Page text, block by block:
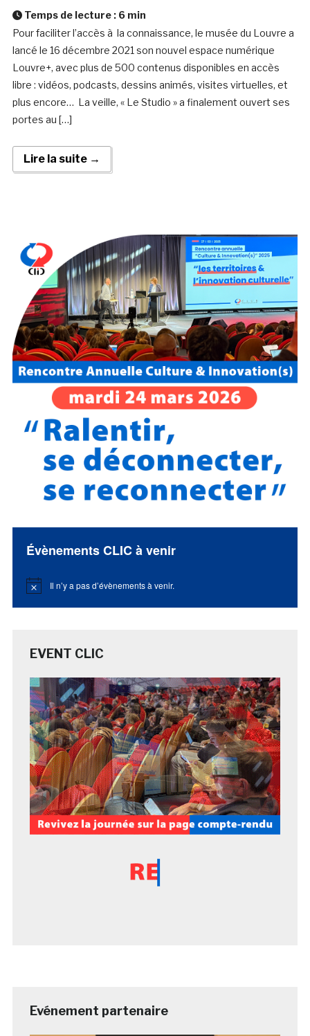
Temps de lecture : 6 min
Pour faciliter l’accès à la connaissance, le musée du Louvre a
lancé le 16 décembre 2021 son nouvel espace numérique
Louvre+, avec plus de 500 contenus disponibles en accès
libre : vidéos, podcasts, dessins animés, visites virtuelles, et
plus encore… La veille, « Le Studio » a finalement ouvert ses
portes au […]
Lire la suite →
Évènements CLIC à venir
Notice Il n’y a pas d’évènements à venir.
EVENT CLIC
Evénement partenaire